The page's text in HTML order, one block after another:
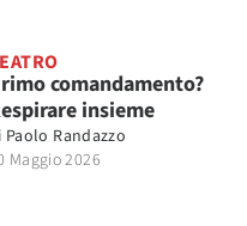
comandamento?
insieme
Paolo Randazzo
Maggio 2026